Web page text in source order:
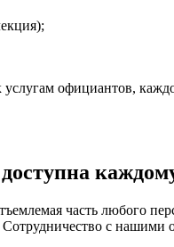
официантов,
часть любого
Сотрудничество с